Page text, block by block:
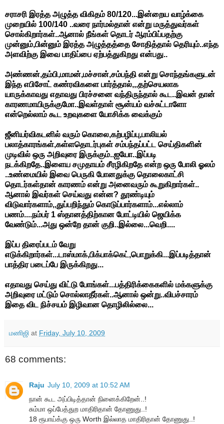
சராசரி இரத்த அழுத்த விகிதம் 80/120...இன்றைய வாழ்க்கை
முறையில் 100/140 ..வரை நார்மல்தான் என்று மருத்துவர்கள்
சொல்கிறார்கள்..ஆனால் நீங்கள் தொடர் ஆரம்பிப்பதற்கு
முன்னும்,பின்னும் இரத்த அழுத்தத்தை சோதித்தால் தெரியும்..எந்த
அளவிற்கு இவை பாதிப்பை ஏற்பத்துகிறது என்பது..
அண்ணன்,தம்பி,மாமன்,மச்சான்,சம்பந்தி என்று சொந்தங்களுடன்
இந்த எபிசோட் கண்ரவிகளை பார்த்தால்,,,தற்செயலாக
யாருக்காவது எதாவது பிரச்சனை வந்திருந்தால் கூட..இவன் தான்
காரணமாயிருக்குமோ..இவள்தாள் சூன்யம் வச்சுட்டாளோ
என்றெல்லாம் கூட உறவுகளை யோசிக்க வைக்கும்
ஜீனியர்விகடனில் வரும் கொலை,கற்பழிப்பு,பாலியல்
பலாத்காரங்கள்,கள்ளதொடர்புகள் சம்பந்தப்பட்ட செய்திகளின்
முடிவில் ஒரு அறிவுரை இருக்கும்..ஐயோ..இப்படி
நடக்கிறதே..இளைய சமுதாயம் சீரழிகிறதே என்ற ஒரு போலி ஓலம்
..உண்மையில் இவை பெருகி போனதுக்கு தொலைகாட்சி
தொடர்கள்தான் காரணம் என்று அனைவரும் கூறுகிறார்கள்..
ஆனால் இவர்கள் செய்வது என்ன? தூண்டியும்
விடுவார்களாம்,,துப்பறிந்தும் கொடுப்பார்களாம்...எல்லாம்
பணம்....நம்பர் 1 ஸ்தானத்திற்கான போட்டியில் ஜெயிக்க
வேண்டும்...அது ஒன்றே தான் குறி..இல்லை...வெறி....
இப்ப திரைப்படம் வேறு
எடுக்கிறார்கள்...டாஸ்மாக்,பிக்பாக்கெட்,பொறுக்கி...இப்படித்தான்
பாத்திர படைப்பே இருக்கிறது...
எதாவது செய்து விட்டு போங்கள்...பத்திரிக்கைகளில் மக்களுக்கு
அறிவுரை மட்டும் சொல்லாதீர்கள்..ஆனால் ஒன்று..விபச்சாரம்
இதை விட நிச்சயம் இழிவான தொழிலில்லை...
மணிஜி at Friday, July 10, 2009
68 comments:
Raju July 10, 2009 at 10:52 AM
நான் கூட அப்பிடித்தான் நினைக்கிறேன்..!
சும்மா ஒப்பேத்துற மாதிரிதான் தோணுது..!
18 ரூபாய்க்கு ஒரு Worth இல்லாத மாதிரிதான் தோணுது..!